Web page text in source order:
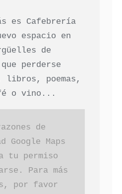
es Cafebrería
espacio en
de
perderse
libros, poemas,
o vino...
de
Google Maps
tu permiso
Para más
por favor